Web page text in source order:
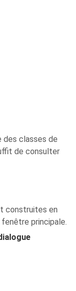
des classes de
de consulter
construites en
principale.